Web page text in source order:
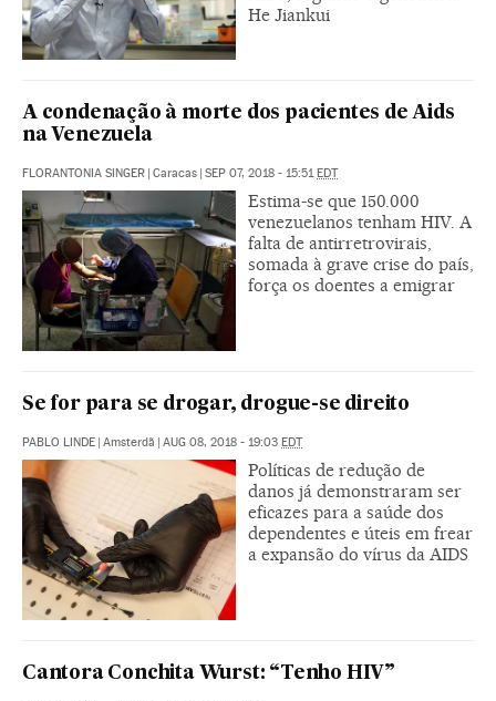
He Jiankui
A condenação à morte dos pacientes de Aids
na Venezuela
FLORANTONIA SINGER | Caracas | SEP 07, 2018 - 15:51EDT
Estima-se que 150.000
venezuelanos tenham HIV. A
falta de antirretrovirais,
somada à grave crise do país,
força os doentes a emigrar
Se for para se drogar, drogue-se direito
PABLO LINDE | Amsterdã | AUG 08, 2018 - 19:03 EDT
Políticas de redução de
danos já demonstraram ser
eficazes para a saúde dos
dependentes e úteis em frear
a expansão do vírus da AIDS
Cantora Conchita Wurst: “Tenho HIV”